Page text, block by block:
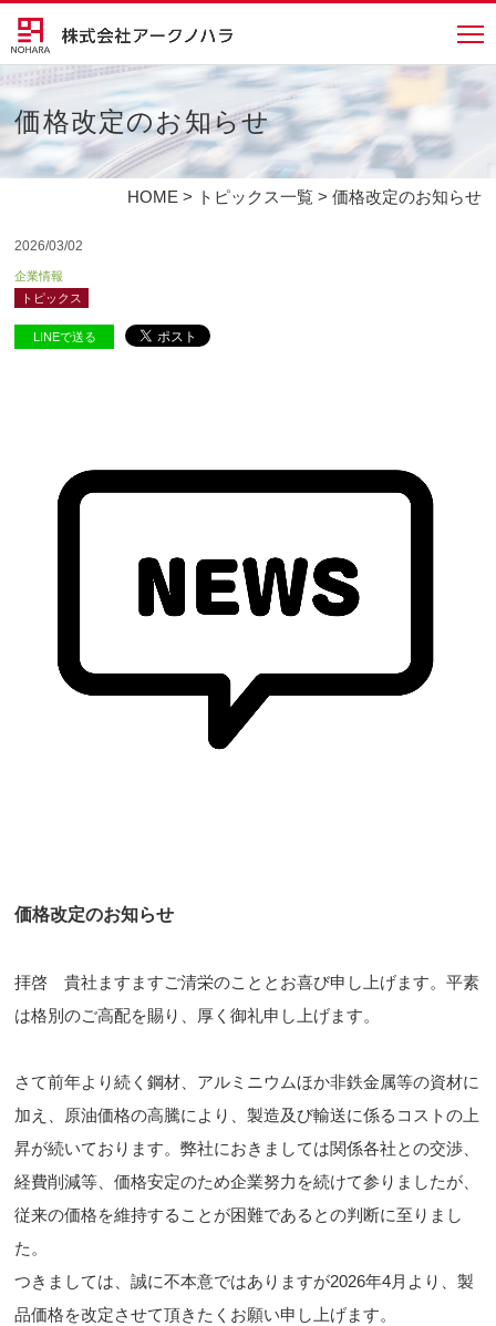
価格改定のお知らせ
HOME > トピックス一覧 > 価格改定のお知らせ
2026/03/02
企業情報
トピックス
LINEで送る
価格改定のお知らせ
拝啓 貴社ますますご清栄のこととお喜び申し上げます。平素
は格別のご高配を賜り、厚く御礼申し上げます。
さて前年より続く鋼材、アルミニウムほか非鉄金属等の資材に
加え、原油価格の高騰により、製造及び輸送に係るコストの上
昇が続いております。弊社におきましては関係各社との交渉、
経費削減等、価格安定のため企業努力を続けて参りましたが、
従来の価格を維持することが困難であるとの判断に至りまし
た。
つきましては、誠に不本意ではありますが2026年4月より、製
品価格を改定させて頂きたくお願い申し上げます。